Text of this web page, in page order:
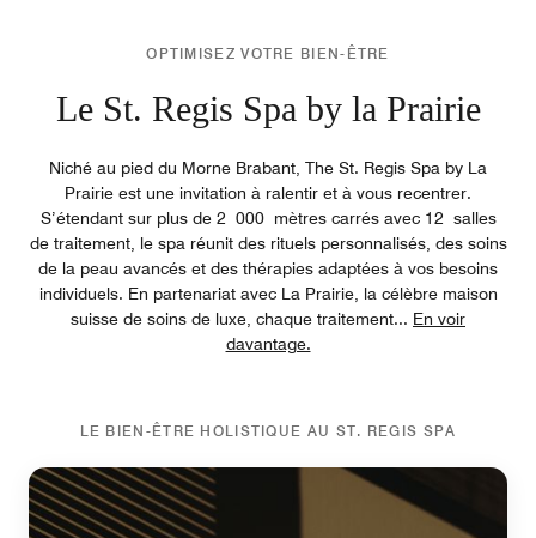
OPTIMISEZ VOTRE BIEN-ÊTRE
Le St. Regis Spa by la Prairie
Niché au pied du Morne Brabant, The St. Regis Spa by La
Prairie est une invitation à ralentir et à vous recentrer.
S’étendant sur plus de 2 000 mètres carrés avec 12 salles
de traitement, le spa réunit des rituels personnalisés, des soins
de la peau avancés et des thérapies adaptées à vos besoins
individuels. En partenariat avec La Prairie, la célèbre maison
suisse de soins de luxe, chaque traitement... En voir
davantage.
LE BIEN-ÊTRE HOLISTIQUE AU ST. REGIS SPA